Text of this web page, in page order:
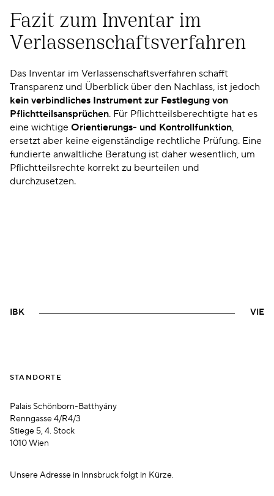
Fazit zum Inventar im
Verlassenschaftsverfahren
Das Inventar im Verlassenschaftsverfahren schafft
Transparenz und Überblick über den Nachlass, ist jedoch
kein verbindliches Instrument zur Festlegung von
Pflichtteilsansprüchen. Für Pflichtteilsberechtigte hat es
eine wichtige Orientierungs- und Kontrollfunktion,
ersetzt aber keine eigenständige rechtliche Prüfung. Eine
fundierte anwaltliche Beratung ist daher wesentlich, um
Pflichtteilsrechte korrekt zu beurteilen und
durchzusetzen.
IBK VIE
STANDORTE
Palais Schönborn-Batthyány
Renngasse 4/R4/3
Stiege 5, 4. Stock
1010 Wien
Unsere Adresse in Innsbruck folgt in Kürze.